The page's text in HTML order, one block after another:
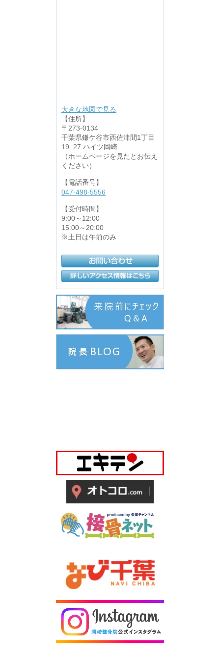
大きな地図で見る
【住所】
〒273-0134
千葉県鎌ケ谷市西佐津間1丁目
19−27 ハイツ岡崎
（ホームページを見たとお伝え
ください）
【電話番号】
047-498-5556
【受付時間】
9:00～12:00
15:00～20:00
※土日は午前のみ